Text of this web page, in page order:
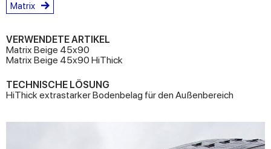
Matrix
VERWENDETE ARTIKEL
Matrix Beige 45x90
Matrix Beige 45x90 HiThick
TECHNISCHE LÖSUNG
HiThick extrastarker Bodenbelag für den Außenbereich